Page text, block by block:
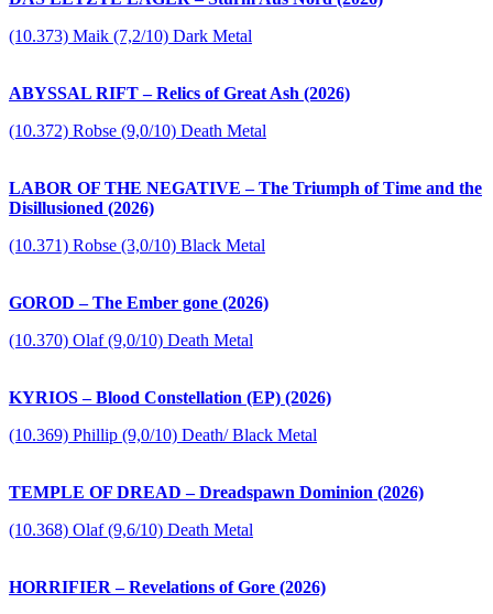
(10.373) Maik (7,2/10) Dark Metal
ABYSSAL RIFT – Relics of Great Ash (2026)
(10.372) Robse (9,0/10) Death Metal
LABOR OF THE NEGATIVE – The Triumph of Time and the
Disillusioned (2026)
(10.371) Robse (3,0/10) Black Metal
GOROD – The Ember gone (2026)
(10.370) Olaf (9,0/10) Death Metal
KYRIOS – Blood Constellation (EP) (2026)
(10.369) Phillip (9,0/10) Death/ Black Metal
TEMPLE OF DREAD – Dreadspawn Dominion (2026)
(10.368) Olaf (9,6/10) Death Metal
HORRIFIER – Revelations of Gore (2026)